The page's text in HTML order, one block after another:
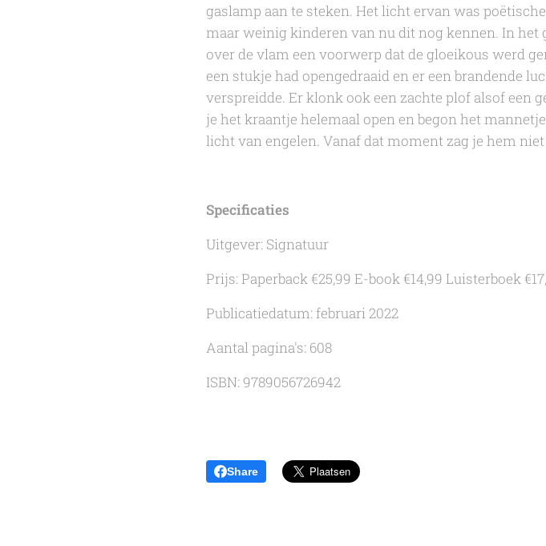
gaslamp aan te steken. Het licht ervan was
maar weinig kinderen van nu dit nog kennen. In
over de vlam een voorwerp dat de gloeikous werd
een stukje had opengedraaid en er een brandende
verspreidde. Er klonk ook een zachte plof alsof een
je het kraantje helemaal open en begon het
licht van engelen. Vanaf dat moment zag je hem
Specificaties
Uitgever: Signatuur
Prijs: Paperback €25,99 E-book €14,99 Luisterboek
Publicatiedatum: februari 2022
Aantal pagina's: 608
ISBN: 9789056726942
Share